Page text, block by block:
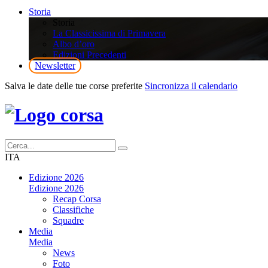
Storia
La Classicissima di Primavera
Albo d’oro
Edizioni Precedenti
Newsletter
Salva le date delle tue corse preferite Sincronizza il calendario
ITA
Edizione 2026
Edizione 2026
Recap Corsa
Classifiche
Squadre
Media
Media
News
Foto